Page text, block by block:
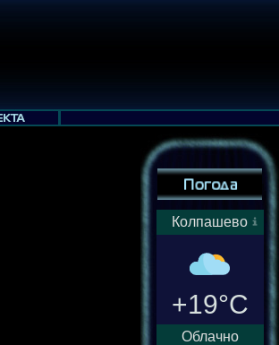
Колпашево
+19°C
Облачно